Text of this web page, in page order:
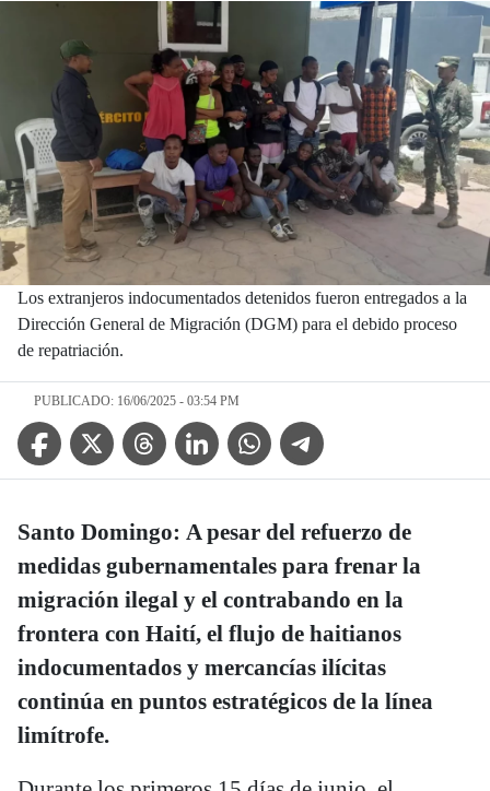
Los extranjeros indocumentados detenidos fueron entregados a la
Dirección General de Migración (DGM) para el debido proceso
de repatriación.
PUBLICADO: 16/06/2025 - 03:54 PM
Facebook IconTwitter IconThreads IconLinkedin IconWhatsApp IconTelegram Icon
Santo Domingo: A pesar del refuerzo de
medidas gubernamentales para frenar la
migración ilegal y el contrabando en la
frontera con Haití, el flujo de haitianos
indocumentados y mercancías ilícitas
continúa en puntos estratégicos de la línea
limítrofe.